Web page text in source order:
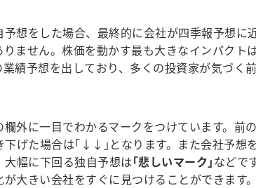
想をした場合、最終的に会社が四季報予想に
ません。株価を動かす最も大きなインパクト
績予想を出しており、多くの投資家が気づく
外に一目でわかるマークをつけています。前
げた場合は｢↓↓｣となります。また会社予想
大幅に下回る独自予想は｢悲しいマーク｣などで
大きい会社をすぐに見つけることができます。